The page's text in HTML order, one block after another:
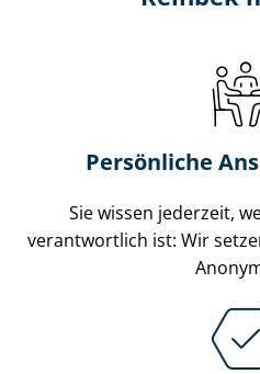
Persönliche
Sie wissen jederzeit,
verantwortlich ist: Wir